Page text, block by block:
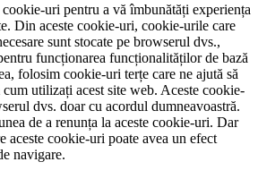
uri pentru a vă îmbunătăți experiența
Din aceste cookie-uri, cookie-urile care
sunt stocate pe browserul dvs.,
funcționarea funcționalităților de bază
folosim cookie-uri terțe care ne ajută să
utilizați acest site web. Aceste cookie-
dvs. doar cu acordul dumneavoastră.
de a renunța la aceste cookie-uri. Dar
aceste cookie-uri poate avea un efect
navigare.